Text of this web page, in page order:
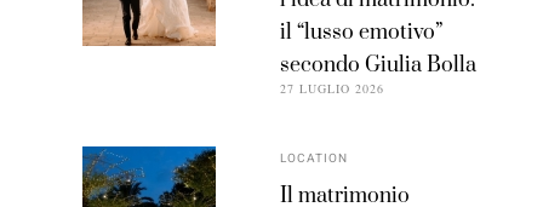
il “lusso emotivo”
secondo Giulia Bolla
27 LUGLIO 2026
LOCATION
Il matrimonio